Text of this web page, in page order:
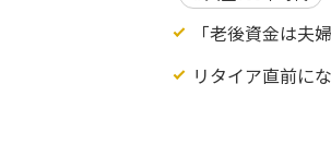
「老後資金は夫
リタイア直前に